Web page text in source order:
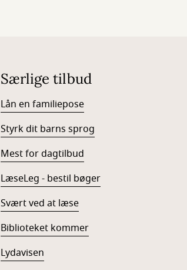
Særlige tilbud
Lån en familiepose
Styrk dit barns sprog
Mest for dagtilbud
LæseLeg - bestil bøger
Svært ved at læse
Biblioteket kommer
Lydavisen